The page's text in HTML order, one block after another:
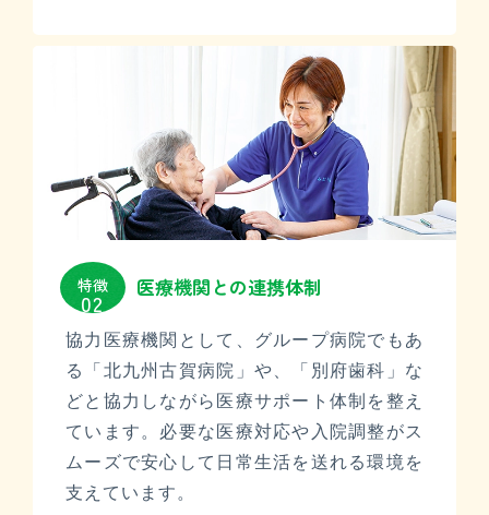
特徴
02
医療機関との連携体制
協力医療機関として、グループ病院でもあ
る「北九州古賀病院」や、「別府歯科」な
どと協力しながら医療サポート体制を整え
ています。必要な医療対応や入院調整がス
ムーズで安心して日常生活を送れる環境を
支えています。